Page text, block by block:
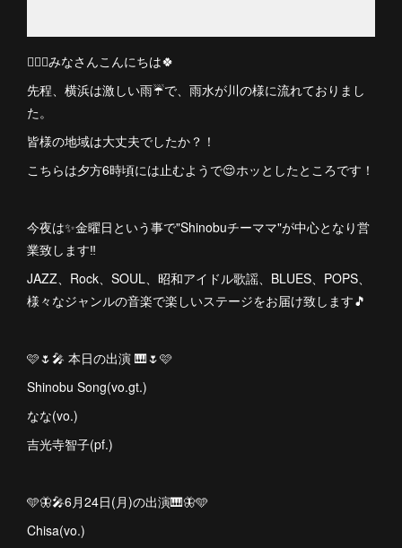
🙋🏻‍♀️みなさんこんにちは🍀
先程、横浜は激しい雨☔で、雨水が川の様に流れておりまし
た。
皆様の地域は大丈夫でしたか？！
こちらは夕方6時頃には止むようで😌ホッとしたところです！
今夜は✨金曜日という事で"Shinobuチーママ"が中心となり営
業致します‼️
JAZZ、Rock、SOUL、昭和アイドル歌謡、BLUES、POPS、
様々なジャンルの音楽で楽しいステージをお届け致します🎵
🩷🌷🎤 本日の出演 🎹🌷🩷
Shinobu Song(vo.gt.)
なな(vo.)
吉光寺智子(pf.)
🩵🦋🎤6月24日(月)の出演🎹🦋🩵
Chisa(vo.)